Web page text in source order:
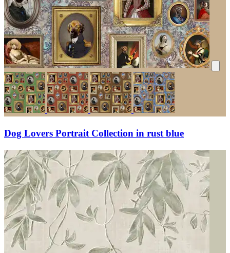
Dog Lovers Portrait Collection in rust blue